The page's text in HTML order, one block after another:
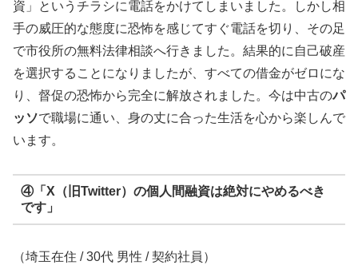
資」というチラシに電話をかけてしまいました。しかし相
手の威圧的な態度に恐怖を感じてすぐ電話を切り、その足
で市役所の無料法律相談へ行きました。結果的に自己破産
を選択することになりましたが、すべての借金がゼロにな
り、督促の恐怖から完全に解放されました。今は中古のパ
ッソで職場に通い、身の丈に合った生活を心から楽しんで
います。
④「X（旧Twitter）の個人間融資は絶対にやめるべき
です」
（埼玉在住 / 30代 男性 / 契約社員）